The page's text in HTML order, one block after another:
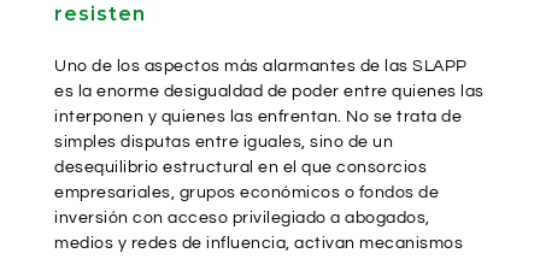
resisten
Uno de los aspectos más alarmantes de las SLAPP
es la enorme desigualdad de poder entre quienes las
interponen y quienes las enfrentan. No se trata de
simples disputas entre iguales, sino de un
desequilibrio estructural en el que consorcios
empresariales, grupos económicos o fondos de
inversión con acceso privilegiado a abogados,
medios y redes de influencia, activan mecanismos